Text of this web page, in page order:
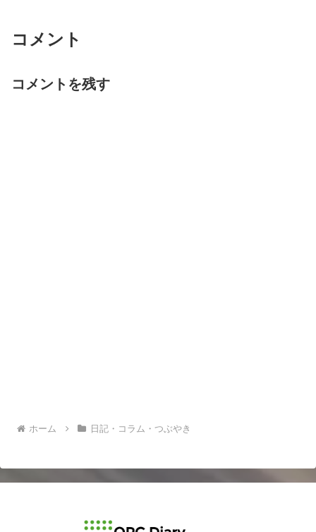
コメント
コメントを残す
ホーム 日記・コラム・つぶやき